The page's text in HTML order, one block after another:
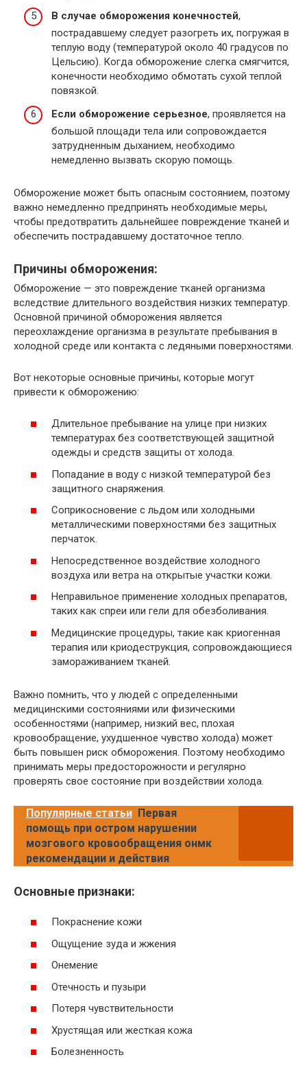
В случае обморожения конечностей,
пострадавшему следует разогреть их, погружая в
теплую воду (температурой около 40 градусов по
Цельсию). Когда обморожение слегка смягчится,
конечности необходимо обмотать сухой теплой
повязкой.
Если обморожение серьезное, проявляется на
большой площади тела или сопровождается
затрудненным дыханием, необходимо
немедленно вызвать скорую помощь.
Обморожение может быть опасным состоянием, поэтому
важно немедленно предпринять необходимые меры,
чтобы предотвратить дальнейшее повреждение тканей и
обеспечить пострадавшему достаточное тепло.
Причины обморожения:
Обморожение — это повреждение тканей организма
вследствие длительного воздействия низких температур.
Основной причиной обморожения является
переохлаждение организма в результате пребывания в
холодной среде или контакта с ледяными поверхностями.
Вот некоторые основные причины, которые могут
привести к обморожению:
Длительное пребывание на улице при низких
температурах без соответствующей защитной
одежды и средств защиты от холода.
Попадание в воду с низкой температурой без
защитного снаряжения.
Соприкосновение с льдом или холодными
металлическими поверхностями без защитных
перчаток.
Непосредственное воздействие холодного
воздуха или ветра на открытые участки кожи.
Неправильное применение холодных препаратов,
таких как спреи или гели для обезболивания.
Медицинские процедуры, такие как криогенная
терапия или криодеструкция, сопровождающиеся
замораживанием тканей.
Важно помнить, что у людей с определенными
медицинскими состояниями или физическими
особенностями (например, низкий вес, плохая
кровообращение, ухудшенное чувство холода) может
быть повышен риск обморожения. Поэтому необходимо
принимать меры предосторожности и регулярно
проверять свое состояние при воздействии холода.
Популярные статьи Первая
помощь при остром нарушении
мозгового кровообращения онмк
рекомендации и действия
Основные признаки:
Покраснение кожи
Ощущение зуда и жжения
Онемение
Отечность и пузыри
Потеря чувствительности
Хрустящая или жесткая кожа
Болезненность